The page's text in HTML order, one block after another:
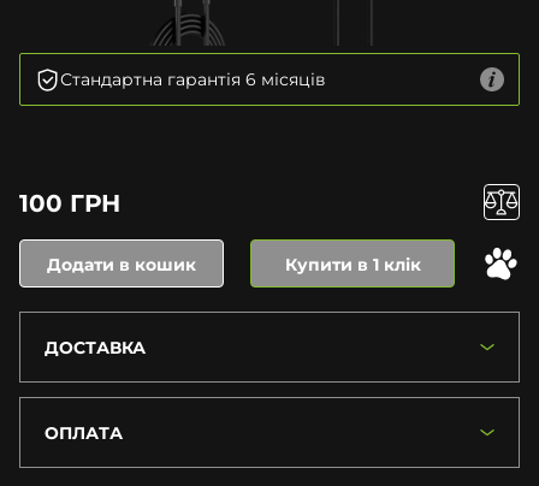
Стандартна гарантія 6 місяців
100 ГРН
Додати в кошик Купити в 1 клік
ДОСТАВКА
ОПЛАТА